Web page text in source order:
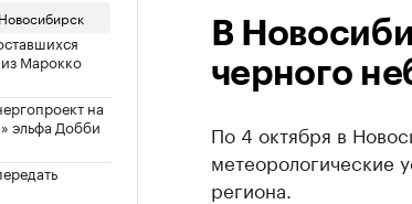
Новосибирск
Марокко
на
эльфа Добби
В
черного
По 4 октября в
региона.